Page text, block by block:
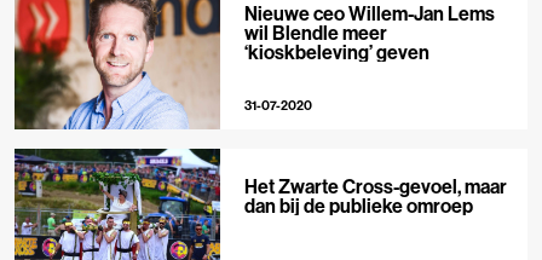
Nieuwe ceo Willem-Jan Lems
wil Blendle meer
‘kioskbeleving’ geven
31-07-2020
Het Zwarte Cross-gevoel, maar
dan bij de publieke omroep